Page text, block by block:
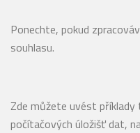
Ponechte, pokud
souhlasu.
Zde můžete uvést příklady
počítačových úložišť dat,